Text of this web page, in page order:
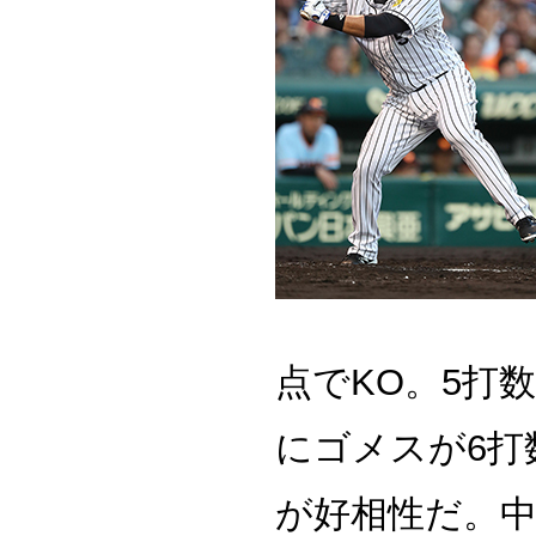
点でKO。5打
にゴメスが6
が好相性だ。